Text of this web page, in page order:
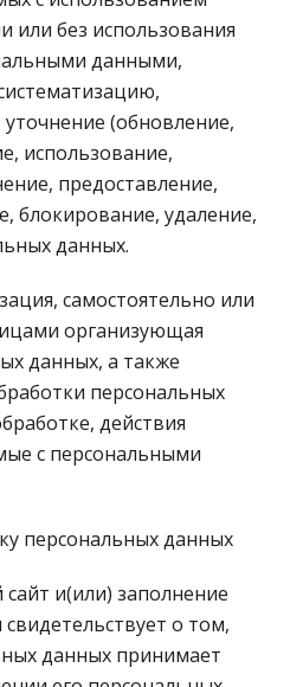
или без использования
данными,
(обновление,
использование,
предоставление,
блокирование, удаление,
данных.
самостоятельно или
организующая
данных, а также
персональных
действия
с персональными
персональных данных
и(или) заполнение
о том,
данных принимает